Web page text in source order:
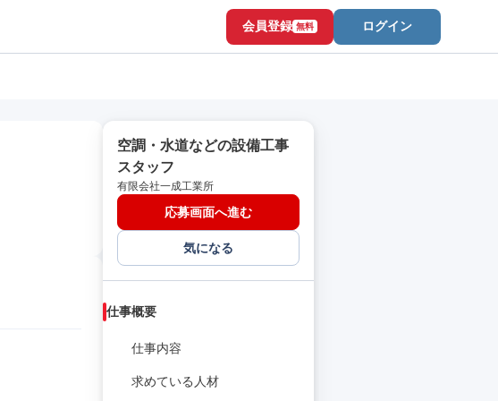
会員登録 無料 ログイン
空調・水道などの設備工事
スタッフ
有限会社一成工業所
応募画面へ進む
気になる
仕事概要
仕事内容
求めている人材